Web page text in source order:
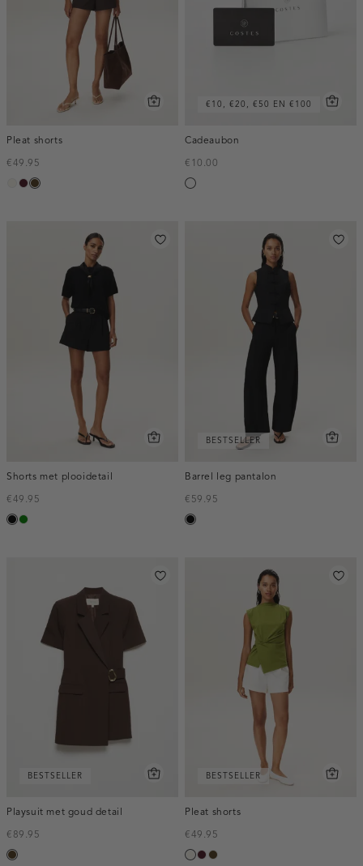
Pleat shorts
€49.95
creme,
pruim,
toffee
€10, €20, €50 EN €100
Cadeaubon
€10.00
Silver
Shorts met plooidetail
€49.95
zwartgroen
BESTSELLER
Barrel leg pantalon
€59.95
zwart
BESTSELLER
Playsuit met goud detail
€89.95
toffee
BESTSELLER
Pleat shorts
€49.95
creme,
pruim,
toffee